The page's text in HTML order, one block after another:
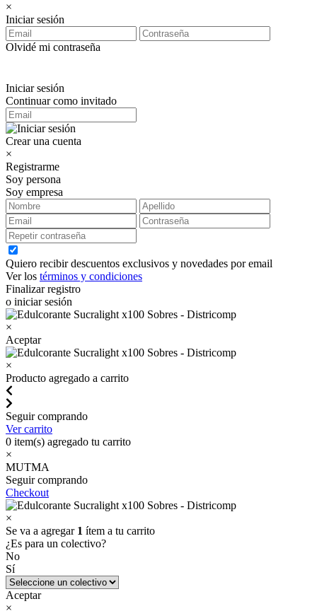
×
Iniciar sesión
Olvidé mi contraseña
Iniciar sesión
Continuar como invitado
Crear una cuenta
×
Registrarme
Soy persona
Soy empresa
Quiero recibir descuentos exclusivos y novedades por email
Ver los términos y condiciones
Finalizar registro
o iniciar sesión
×
Aceptar
×
Producto agregado a carrito
Seguir comprando
Ver carrito
0 item(s) agregado tu carrito
×
MUTMA
Seguir comprando
Checkout
×
Se va a agregar 1 ítem a tu carrito
¿Es para un colectivo?
No
Sí
Aceptar
×